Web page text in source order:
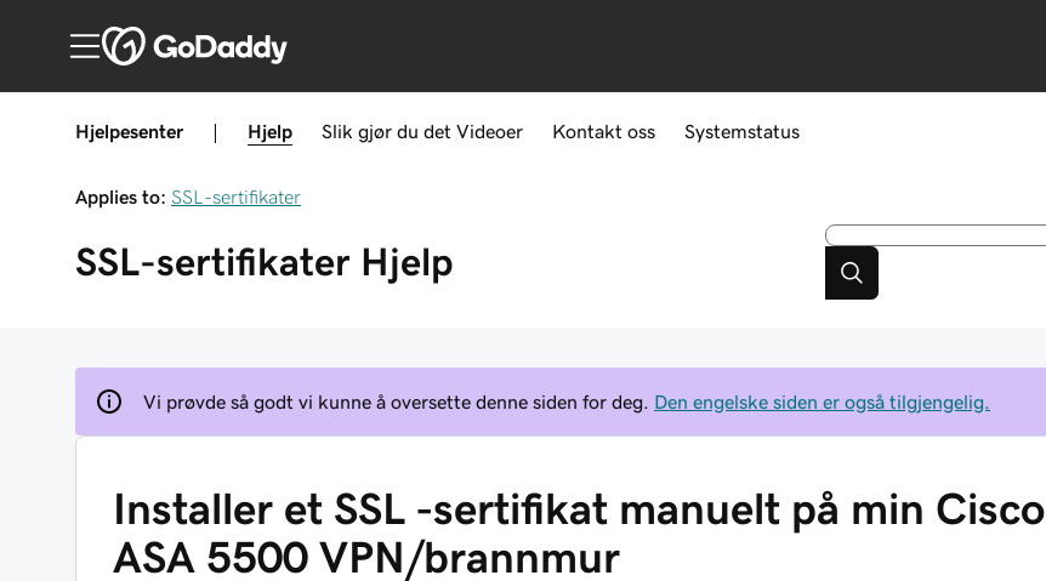
Hjelpesenter Hjelp Slik gjør du det Videoer Kontakt oss Systemstatus
Applies to: SSL-sertifikater
SSL-sertifikater Hjelp
Vi prøvde så godt vi kunne å oversette denne siden for deg. Den engelske siden er også tilgjengelig.
Installer et SSL -sertifikat manuelt på min Cisco
ASA 5500 VPN/brannmur